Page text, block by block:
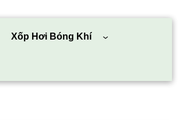
Xốp Hơi Bóng Khí